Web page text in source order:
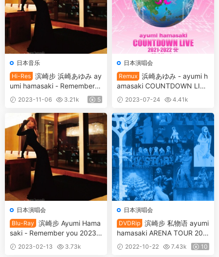
日本音乐
Hi-Res 滨崎步 浜崎あゆみ ay
umi hamasaki - Remember y
ou 2023 [24bit/48kHz] [Hi-R
es Flac 734MB]
2023-11-06 3.21k 5
日本演唱会
Remux 浜崎あゆみ - ayumi h
amasaki COUNTDOWN LIVE
2022-2023 A ~Remember y
ou~ 2023 [Remux MKV 34.3
GB]
2023-07-24
4.41k
日本演唱会
Blu-Ray
滨崎步 Ayumi Hama
saki - Remember you 2023
附属BD [BDMV 15.96GB]
2023-02-13
3.73k
日本演唱会
DVDRip 滨崎步 私物语 ayumi
hamasaki ARENA TOUR 200
5 A ~MY STORY~《DVDRip
MP4 7.82GB》
2022-10-22 7.43k 10